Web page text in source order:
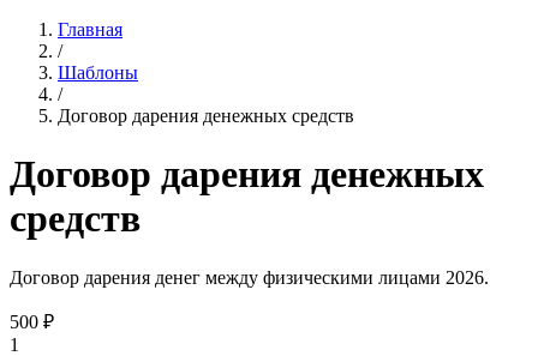
Главная
/
Шаблоны
/
Договор дарения денежных средств
Договор дарения денежных
средств
Договор дарения денег между физическими лицами 2026.
500 ₽
1